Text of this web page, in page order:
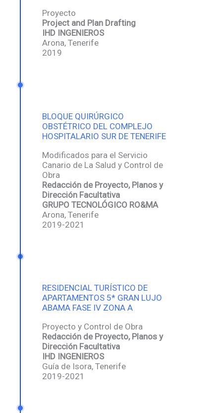
Proyecto
Project and Plan Drafting
IHD INGENIEROS
Arona, Tenerife
2019
BLOQUE QUIRÚRGICO
OBSTÉTRICO DEL COMPLEJO
HOSPITALARIO SUR DE TENERIFE
Modificados para el Servicio
Canario de La Salud y Control de
Obra
Redacción de Proyecto, Planos y
Dirección Facultativa
GRUPO TECNOLÓGICO RO&MA
Arona, Tenerife
2019-2021
RESIDENCIAL TURÍSTICO DE
APARTAMENTOS 5* GRAN LUJO
ABAMA FASE IV ZONA A
Proyecto y Control de Obra
Redacción de Proyecto, Planos y
Dirección Facultativa
IHD INGENIEROS
Guía de Isora, Tenerife
2019-2021